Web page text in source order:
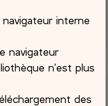
interne
navigateur
n'est plus
des